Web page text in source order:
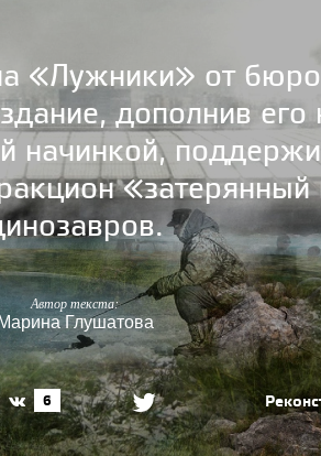
«Лужники» от
дополнив
начинкой,
Автор текста:
Марина Глушатова
6